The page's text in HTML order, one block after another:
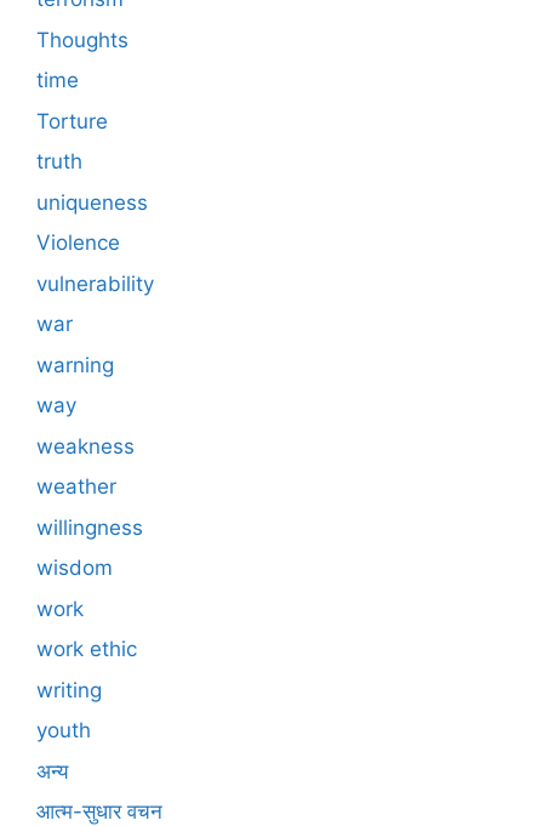
Thoughts
time
Torture
truth
uniqueness
Violence
vulnerability
war
warning
way
weakness
weather
willingness
wisdom
work
work ethic
writing
youth
अन्य
आत्म-सुधार वचन